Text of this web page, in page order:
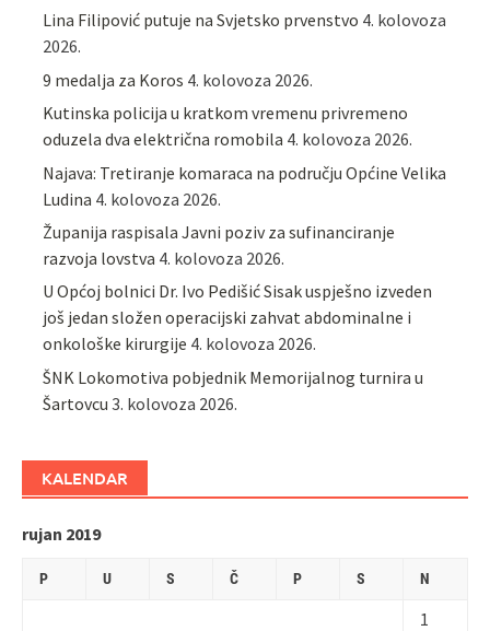
Lina Filipović putuje na Svjetsko prvenstvo 4. kolovoza
2026.
9 medalja za Koros 4. kolovoza 2026.
Kutinska policija u kratkom vremenu privremeno
oduzela dva električna romobila 4. kolovoza 2026.
Najava: Tretiranje komaraca na području Općine Velika
Ludina 4. kolovoza 2026.
Županija raspisala Javni poziv za sufinanciranje
razvoja lovstva 4. kolovoza 2026.
U Općoj bolnici Dr. Ivo Pedišić Sisak uspješno izveden
još jedan složen operacijski zahvat abdominalne i
onkološke kirurgije 4. kolovoza 2026.
ŠNK Lokomotiva pobjednik Memorijalnog turnira u
Šartovcu 3. kolovoza 2026.
KALENDAR
rujan 2019
P U S Č P S N
1